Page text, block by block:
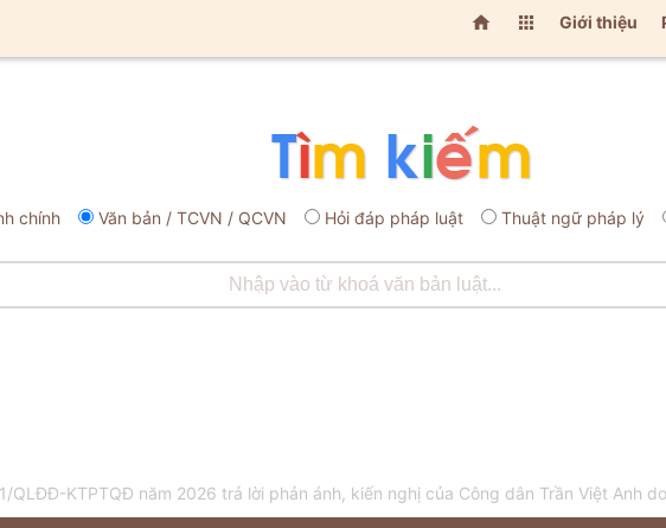
  Giới thiệu
chính Văn bản / TCVN / QCVN Hỏi đáp pháp luật Thuật ngữ pháp lý
QLĐĐ-KTPTQĐ năm 2026 trả lời phản ánh, kiến nghị của Công dân Trần Việt Anh